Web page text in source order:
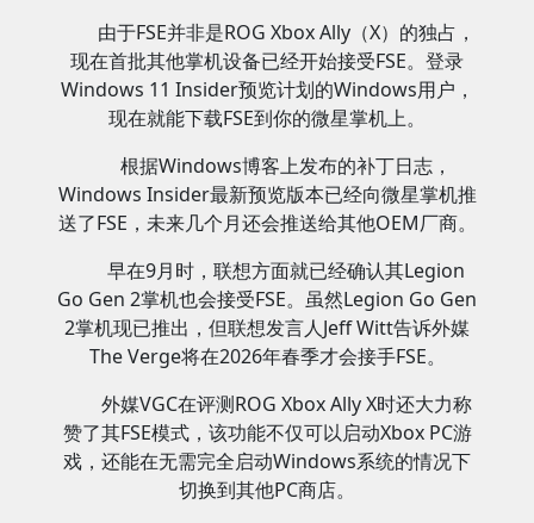
由于FSE并非是ROG Xbox Ally（X）的独占，
现在首批其他掌机设备已经开始接受FSE。登录
Windows 11 Insider预览计划的Windows用户，
现在就能下载FSE到你的微星掌机上。
根据Windows博客上发布的补丁日志，
Windows Insider最新预览版本已经向微星掌机推
送了FSE，未来几个月还会推送给其他OEM厂商。
早在9月时，联想方面就已经确认其Legion
Go Gen 2掌机也会接受FSE。虽然Legion Go Gen
2掌机现已推出，但联想发言人Jeff Witt告诉外媒
The Verge将在2026年春季才会接手FSE。
外媒VGC在评测ROG Xbox Ally X时还大力称
赞了其FSE模式，该功能不仅可以启动Xbox PC游
戏，还能在无需完全启动Windows系统的情况下
切换到其他PC商店。